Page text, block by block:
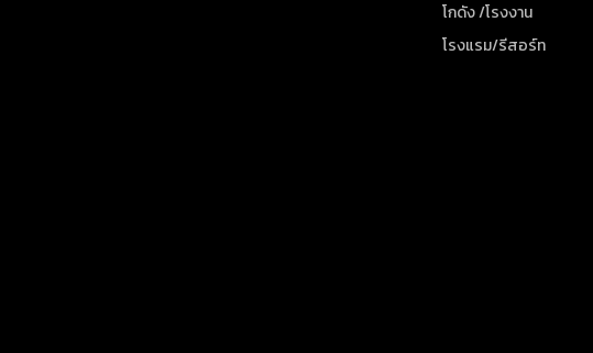
โกดัง /โรงงาน
โรงแรม/รีสอร์ท